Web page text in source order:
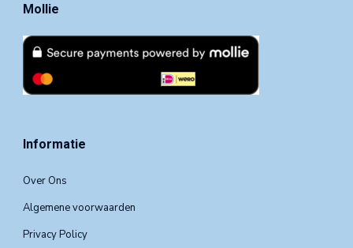
Mollie
Informatie
Over Ons
Algemene voorwaarden
Privacy Policy